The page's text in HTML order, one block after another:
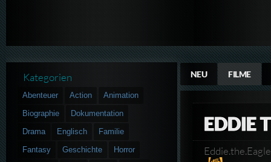
NEU FILME
EDDIE
Kategorien
Abenteuer Action
Animation
Biographie
Dokumentation
Drama
Englisch
Familie
Fantasy
Geschichte
Horror